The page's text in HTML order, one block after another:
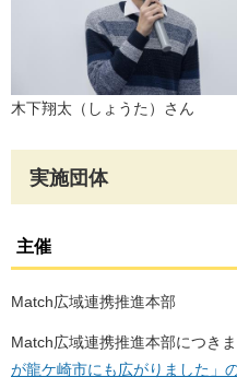
木下翔太（しょうた）さん
実施団体
主催
Match広域連携推進本部
Match広域連携推進本部につきま
が龍ケ崎市にも広がりました」